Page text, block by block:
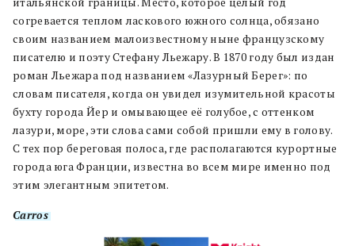
согревается теплом ласкового южного солнца, обязано
своим названием малоизвестному ныне французскому
писателю и поэту Стефану Льежару. В 1870 году был издан
роман Льежара под названием «Лазурный Берег»: по
словам писателя, когда он увидел изумительной красоты
бухту города Йер и омывающее её голубое, с оттенком
лазури, море, эти слова сами собой пришли ему в голову.
С тех пор береговая полоса, где располагаются курортные
города юга Франции, известна во всем мире именно под
этим элегантным эпитетом.
Carros